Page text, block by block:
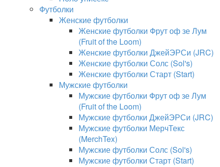
Футболки
Женские футболки
Женские футболки Фрут оф зе Лум
(Fruit of the Loom)
Женские футболки ДжейЭРСи (JRC)
Женские футболки Солс (Sol's)
Женские футболки Старт (Start)
Мужские футболки
Мужские футболки Фрут оф зе Лум
(Fruit of the Loom)
Мужские футболки ДжейЭРСи (JRC)
Мужские футболки МерчТекс
(MerchTex)
Мужские футболки Солс (Sol's)
Мужские футболки Старт (Start)